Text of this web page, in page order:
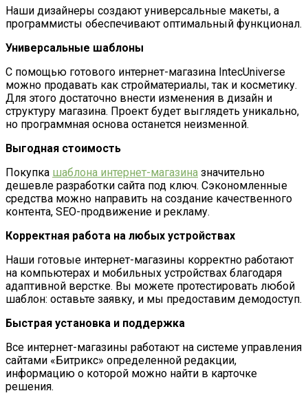
Наши дизайнеры создают универсальные макеты, а
программисты обеспечивают оптимальный функционал.
Универсальные шаблоны
С помощью готового интернет-магазина IntecUniverse
можно продавать как стройматериалы, так и косметику.
Для этого достаточно внести изменения в дизайн и
структуру магазина. Проект будет выглядеть уникально,
но программная основа останется неизменной.
Выгодная стоимость
Покупка шаблона интернет-магазина значительно
дешевле разработки сайта под ключ. Сэкономленные
средства можно направить на создание качественного
контента, SEO-продвижение и рекламу.
Корректная работа на любых устройствах
Наши готовые интернет-магазины корректно работают
на компьютерах и мобильных устройствах благодаря
адаптивной верстке. Вы можете протестировать любой
шаблон: оставьте заявку, и мы предоставим демодоступ.
Быстрая установка и поддержка
Все интернет-магазины работают на системе управления
сайтами «Битрикс» определенной редакции,
информацию о которой можно найти в карточке
решения.